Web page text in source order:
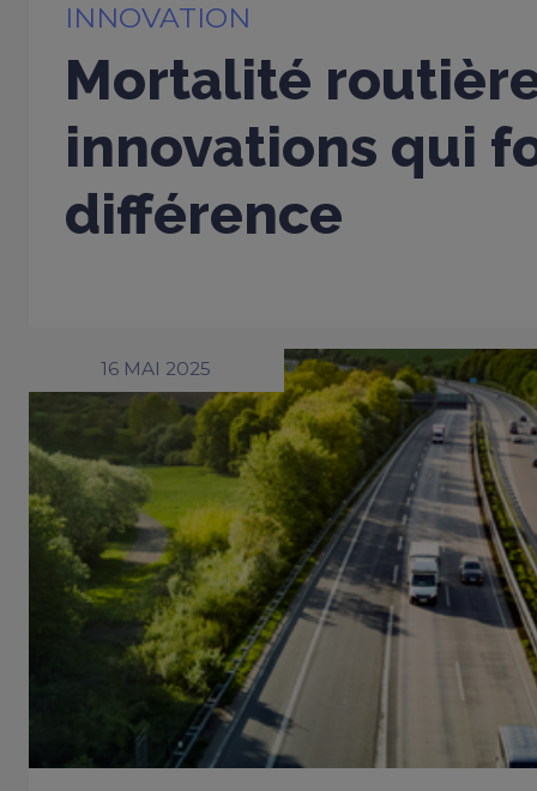
INNOVATION
Mortalité
innovations qui
différence
16 MAI 2025